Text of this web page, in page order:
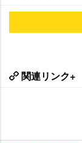
関連リンク+